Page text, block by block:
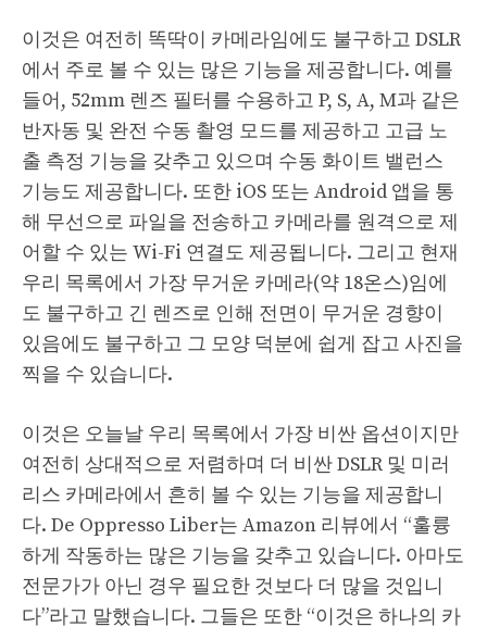
이것은 여전히 ​​똑딱이 카메라임에도 불구하고 DSLR
에서 주로 볼 수 있는 많은 기능을 제공합니다. 예를
들어, 52mm 렌즈 필터를 수용하고 P, S, A, M과 같은
반자동 및 완전 수동 촬영 모드를 제공하고 고급 노
출 측정 기능을 갖추고 있으며 수동 화이트 밸런스
기능도 제공합니다. 또한 iOS 또는 Android 앱을 통
해 무선으로 파일을 전송하고 카메라를 원격으로 제
어할 수 있는 Wi-Fi 연결도 제공됩니다. 그리고 현재
우리 목록에서 가장 무거운 카메라(약 18온스)임에
도 불구하고 긴 렌즈로 인해 전면이 무거운 경향이
있음에도 불구하고 그 모양 덕분에 쉽게 잡고 사진을
찍을 수 있습니다.
이것은 오늘날 우리 목록에서 가장 비싼 옵션이지만
여전히 상대적으로 저렴하며 더 비싼 DSLR 및 미러
리스 카메라에서 흔히 볼 수 있는 기능을 제공합니
다. De Oppresso Liber는 Amazon 리뷰에서 “훌륭
하게 작동하는 많은 기능을 갖추고 있습니다. 아마도
전문가가 아닌 경우 필요한 것보다 더 많을 것입니
다”라고 말했습니다. 그들은 또한 “이것은 하나의 카